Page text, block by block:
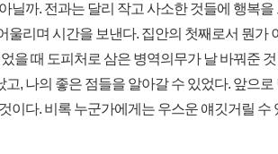
닐까. 전과는 달리 작고 사소한 것들에 행복
울리며 시간을 보낸다. 집안의 첫째로서 뭔가
을 때 도피처로 삼은 병역의무가 날 바꿔준
, 나의 좋은 점들을 알아갈 수 있었다. 앞으로
이다. 비록 누군가에게는 우스운 얘깃거릴 수